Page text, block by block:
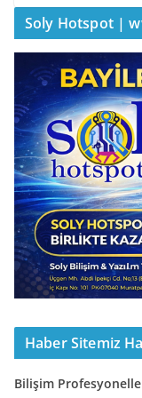
Soly Hotspot |
Haber Sitemiz
Bilişim